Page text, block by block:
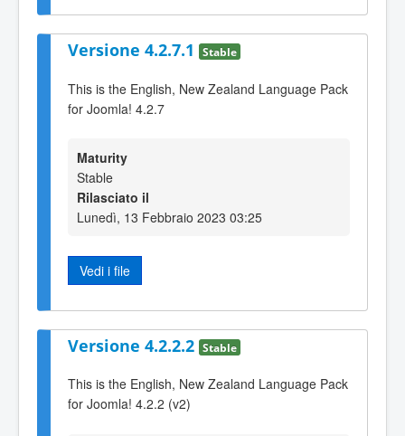
Versione 4.2.7.1 Stable
This is the English, New Zealand Language Pack
for Joomla! 4.2.7
Maturity
Stable
Rilasciato il
Lunedì, 13 Febbraio 2023 03:25
Vedi i file
Versione 4.2.2.2 Stable
This is the English, New Zealand Language Pack
for Joomla! 4.2.2 (v2)